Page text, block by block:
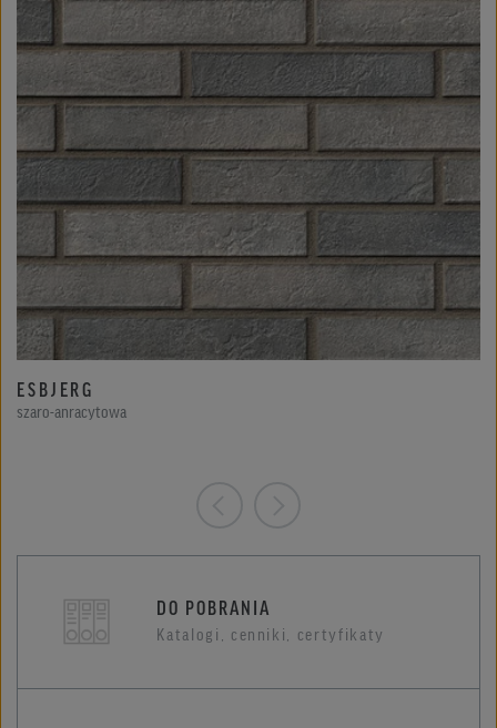
ESBJERG
szaro-anracytowa
DO POBRANIA
Katalogi, cenniki, certyfikaty